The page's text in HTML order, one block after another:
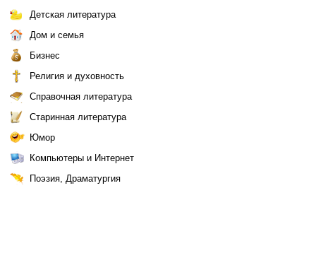
Детская литература
Дом и семья
Бизнес
Религия и духовность
Справочная литература
Старинная литература
Юмор
Компьютеры и Интернет
Поэзия, Драматургия